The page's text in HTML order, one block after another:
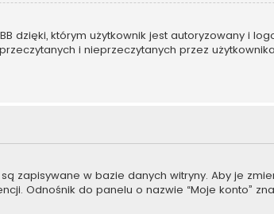
dzięki, którym użytkownik jest autoryzowany i
i nieprzeczytanych przez
zapisywane w bazie danych witryny. Aby je
Odnośnik do panelu o nazwie “Moje konto”